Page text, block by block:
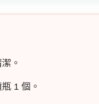
。
1 個。